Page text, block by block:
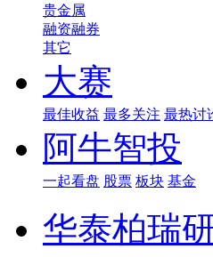
贵金属
融资融券
其它
大赛
最佳收益 最多关注 最热讨
阿牛智投
一起看盘 股票 板块 基金
华泰柏瑞